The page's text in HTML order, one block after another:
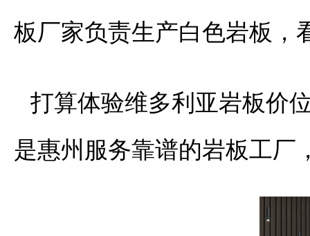
板厂家负责生产白色岩板，
打算体验维多利亚岩板价
是惠州服务靠谱的岩板工厂